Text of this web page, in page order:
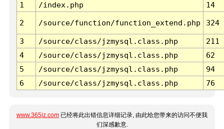
1
/index.php 14
2 /source/function/function_extend.php 324
3 /source/class/jzmysql.class.php
211
4
/source/class/jzmysql.class.php
62
5
/source/class/jzmysql.class.php
94
6
/source/class/jzmysql.class.php 76
www.365jz.com 已经将此出错信息详细记录, 由此给您带来的访问不便我
们深感歉意.